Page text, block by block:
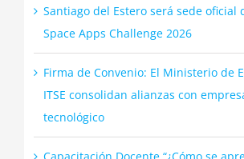
Santiago del Estero será sede oficial
Space Apps Challenge 2026
Firma de Convenio: El Ministerio de
ITSE consolidan alianzas con
tecnológico
Capacitación Docente “¿Cómo se